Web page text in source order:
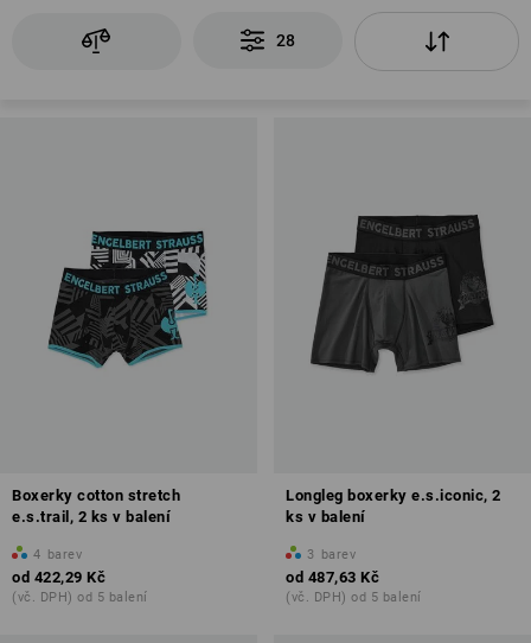
28
Boxerky cotton stretch
e.s.trail, 2 ks v balení
4 barev
od 422,29 Kč
(vč. DPH) od 5 balení
Longleg boxerky e.s.iconic, 2
ks v balení
3 barev
od 487,63 Kč
(vč. DPH) od 5 balení